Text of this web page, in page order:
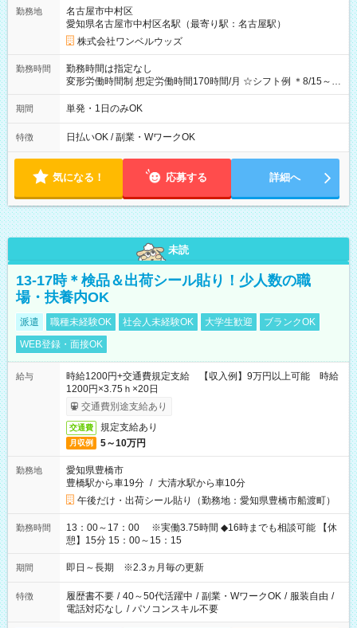
期間なし
勤務地
名古屋市中村区
愛知県名古屋市中村区名駅（最寄り駅：名古屋駅）
株式会社ワンベルウッズ
勤務時間
勤務時間は指定なし
変形労働時間制 想定労働時間170時間/月 ☆シフト例 ＊8/15～
10/26 全日共通 08：00～12：00 17：00～21：00 ＊8/31
～9/19のみ下記シフトもあります！ 12：00～16：00 ＊9/6～
00
期間 単発・1日のみOK
特徴 日払いOK / 副業・WワークOK
気になる！ 応募する 詳細へ
未読
13-17時＊検品＆出荷シール貼り！少人数の職
場・扶養内OK
派遣 職種未経験OK 社会人未経験OK 大学生歓迎
ブランクOK
WEB登録・面接OK
給与
時給1200円+交通費規定支給 【収入例】9万円以上可能 時給
1200円×3.75ｈ×20日
交通費別途支給あり
交通費 規定支給あり
月収例 5～10万円
勤務地
愛知県豊橋市
豊橋駅から車19分 / 大清水駅から車10分
午後だけ・出荷シール貼り（勤務地：愛知県豊橋市船渡町）
勤務時間
13：00～17：00 ※実働3.75時間 ◆16時までも相談可能 【休
憩】15分 15：00～15：15
期間 即日～長期 ※2.3ヵ月毎の更新
特徴 履歴書不要 / 40～50代活躍中 / 副業・WワークOK / 服装自由 /
電話対応なし / パソコンスキル不要